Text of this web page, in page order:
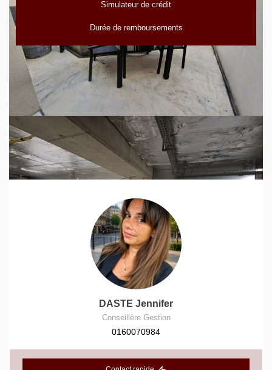
Simulateur de crédit
Durée de remboursements
DASTE Jennifer
Conseillère Gestion
0160070984